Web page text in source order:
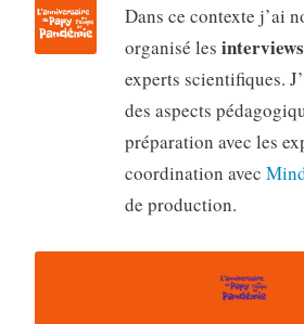
Dans ce contexte j’ai
organisé les
experts scientifiques.
des aspects
préparation avec les
coordination avec
de production.